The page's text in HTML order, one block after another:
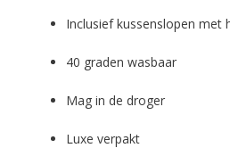
Inclusief kussenslopen met
40 graden wasbaar
Mag in de droger
Luxe verpakt